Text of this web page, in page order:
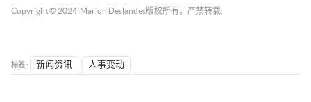
Copyright © 2024 Marion Deslandes版权所有，严禁转载.
标签 : 新闻资讯 人事变动